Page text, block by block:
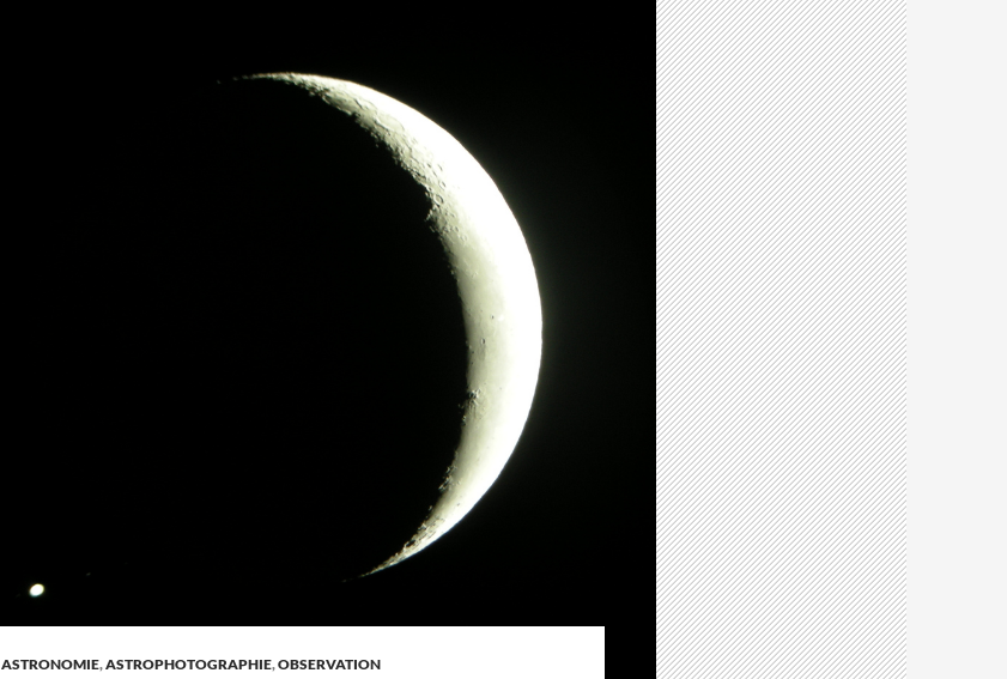
ASTRONOMIE,ASTROPHOTOGRAPHIE,OBSERVATION